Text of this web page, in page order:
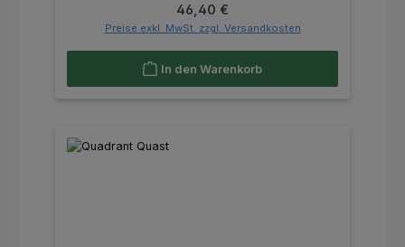
Regulärer Preis:
46,40 €
Preise exkl. MwSt. zzgl. Versandkosten
In den Warenkorb